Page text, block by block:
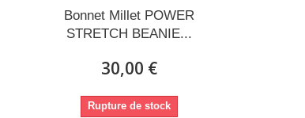
Bonnet Millet POWER
STRETCH BEANIE...
30,00 €
Rupture de stock